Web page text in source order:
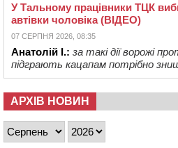
У Тальному працівники ТЦК
автівки чоловіка (ВІДЕО)
07 СЕРПНЯ 2026, 08:35
Анатолій І.: за такі дії ворожі
підграють кацапам потрібно
АРХІВ НОВИН